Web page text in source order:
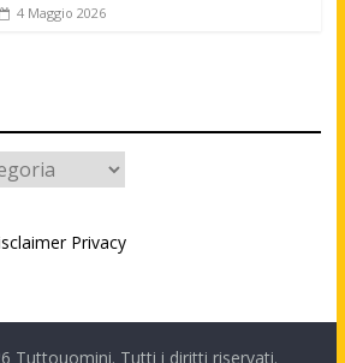
4 Maggio 2026
Privacy
Tuttouomini. Tutti i diritti riservati.